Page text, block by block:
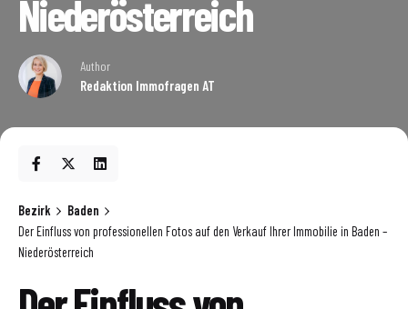
Niederösterreich
Author
Redaktion Immofragen AT
Bezirk
Baden
Der Einfluss von professionellen Fotos auf den Verkauf Ihrer Immobilie in Baden –
Niederösterreich